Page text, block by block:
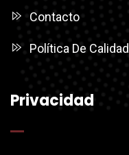
Contacto
Política De Calidad
Privacidad